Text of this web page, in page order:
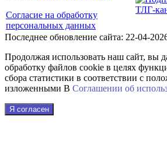
Согласие на обработку
персональных данных
Последнее обновление сайта: 22-04-
Продолжая использовать наш сайт, вы
обработку файлов cookie в целях
сбора статистики в соответствии с
изложенными В Соглашении об
Я согласен